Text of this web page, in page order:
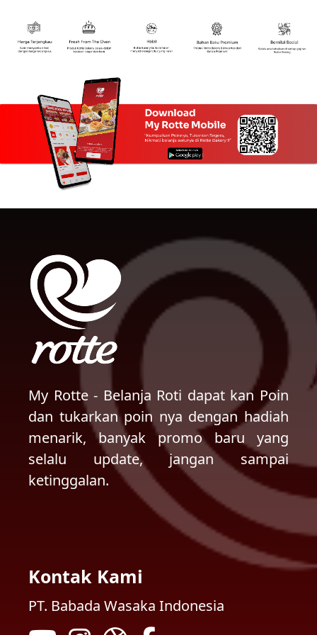
My Rotte - Belanja Roti dapat kan Poin
dan tukarkan poin nya dengan hadiah
menarik, banyak promo baru yang
selalu update, jangan sampai
ketinggalan.
Kontak Kami
PT. Babada Wasaka Indonesia